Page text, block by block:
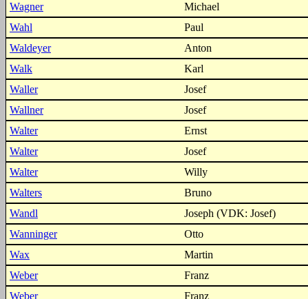
Wagner
Michael
Wahl
Paul
Waldeyer
Anton
Walk
Karl
Waller
Josef
Wallner
Josef
Walter
Ernst
Walter
Josef
Walter
Willy
Walters
Bruno
Wandl
Joseph (VDK: Josef)
Wanninger
Otto
Wax
Martin
Weber
Franz
Weber
Franz